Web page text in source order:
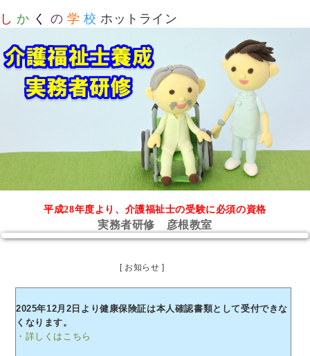
し か く の 学 校 ホットライン
平成28年度より、介護福祉士の受験に必須の資格
実務者研修 彦根教室
[ お知らせ ]
2025年12月2日より健康保険証は本人確認書類として受付できな
くなります。
・詳しくはこちら